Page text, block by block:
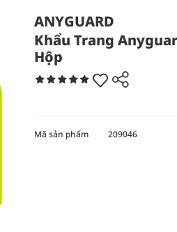
ANYGUARD
Khẩu Trang
Hộp
Mã sản phẩm 209046